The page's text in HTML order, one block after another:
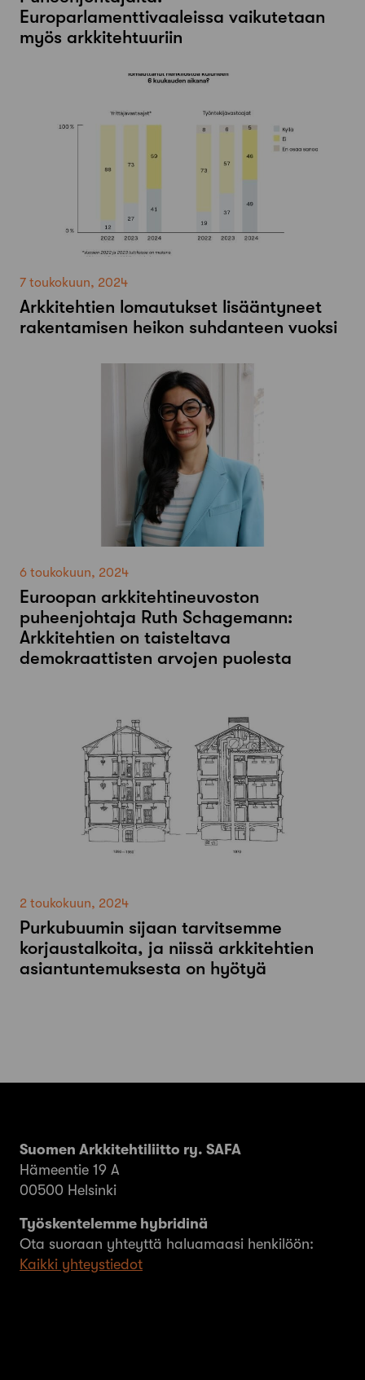
Europarlamenttivaaleissa vaikutetaan
myös arkkitehtuuriin
7 toukokuun, 2024
Arkkitehtien lomautukset lisääntyneet
rakentamisen heikon suhdanteen vuoksi
6 toukokuun, 2024
Euroopan arkkitehtineuvoston
puheenjohtaja Ruth Schagemann:
Arkkitehtien on taisteltava
demokraattisten arvojen puolesta
2 toukokuun, 2024
Purkubuumin sijaan tarvitsemme
korjaustalkoita, ja niissä arkkitehtien
asiantuntemuksesta on hyötyä
Suomen Arkkitehtiliitto ry. SAFA
Hämeentie 19 A
00500 Helsinki
Työskentelemme hybridinä
Ota suoraan yhteyttä haluamaasi henkilöön:
Kaikki yhteystiedot